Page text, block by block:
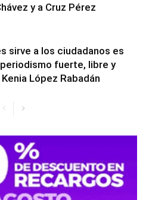
y a Cruz Pérez
sirve a los ciudadanos es
fuerte, libre y
López Rabadán